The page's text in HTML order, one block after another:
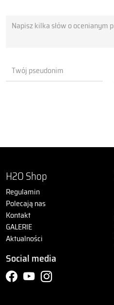
H2O Shop
Regulamin
Polecają nas
Kontakt
GALERIE
Aktualności
Social media